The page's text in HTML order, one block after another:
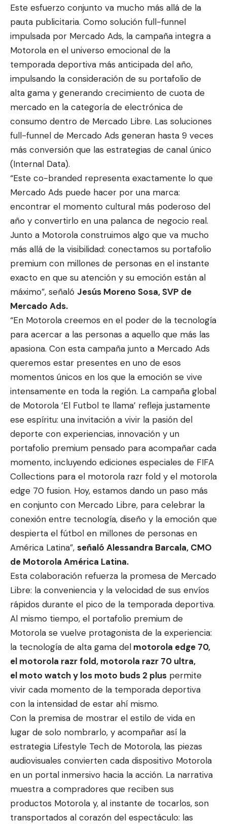
Este esfuerzo conjunto va mucho más allá de la
pauta publicitaria. Como solución full-funnel
impulsada por Mercado Ads, la campaña integra a
Motorola en el universo emocional de la
temporada deportiva más anticipada del año,
impulsando la consideración de su portafolio de
alta gama y generando crecimiento de cuota de
mercado en la categoría de electrónica de
consumo dentro de Mercado Libre. Las soluciones
full-funnel de Mercado Ads generan hasta 9 veces
más conversión que las estrategias de canal único
(Internal Data).
“Este co-branded representa exactamente lo que
Mercado Ads puede hacer por una marca:
encontrar el momento cultural más poderoso del
año y convertirlo en una palanca de negocio real.
Junto a Motorola construimos algo que va mucho
más allá de la visibilidad: conectamos su portafolio
premium con millones de personas en el instante
exacto en que su atención y su emoción están al
máximo”, señaló Jesús Moreno Sosa, SVP de
Mercado Ads.
“En Motorola creemos en el poder de la tecnología
para acercar a las personas a aquello que más las
apasiona. Con esta campaña junto a Mercado Ads
queremos estar presentes en uno de esos
momentos únicos en los que la emoción se vive
intensamente en toda la región. La campaña global
de Motorola ‘El Futbol te llama’ refleja justamente
ese espíritu: una invitación a vivir la pasión del
deporte con experiencias, innovación y un
portafolio premium pensado para acompañar cada
momento, incluyendo ediciones especiales de FIFA
Collections para el motorola razr fold y el motorola
edge 70 fusion. Hoy, estamos dando un paso más
en conjunto con Mercado Libre, para celebrar la
conexión entre tecnología, diseño y la emoción que
despierta el fútbol en millones de personas en
América Latina”, señaló Alessandra Barcala, CMO
de Motorola América Latina.
Esta colaboración refuerza la promesa de Mercado
Libre: la conveniencia y la velocidad de sus envíos
rápidos durante el pico de la temporada deportiva.
Al mismo tiempo, el portafolio premium de
Motorola se vuelve protagonista de la experiencia:
la tecnología de alta gama del motorola edge 70,
el motorola razr fold, motorola razr 70 ultra,
el moto watchy los moto buds 2 plus permite
vivir cada momento de la temporada deportiva
con la intensidad de estar ahí mismo.
Con la premisa de mostrar el estilo de vida en
lugar de solo nombrarlo, y acompañar así la
estrategia Lifestyle Tech de Motorola, las piezas
audiovisuales convierten cada dispositivo Motorola
en un portal inmersivo hacia la acción. La narrativa
muestra a compradores que reciben sus
productos Motorola y, al instante de tocarlos, son
transportados al corazón del espectáculo: las